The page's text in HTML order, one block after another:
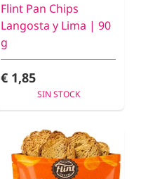
Flint Pan Chips
Langosta y Lima | 90
g
€ 1,85
SIN STOCK